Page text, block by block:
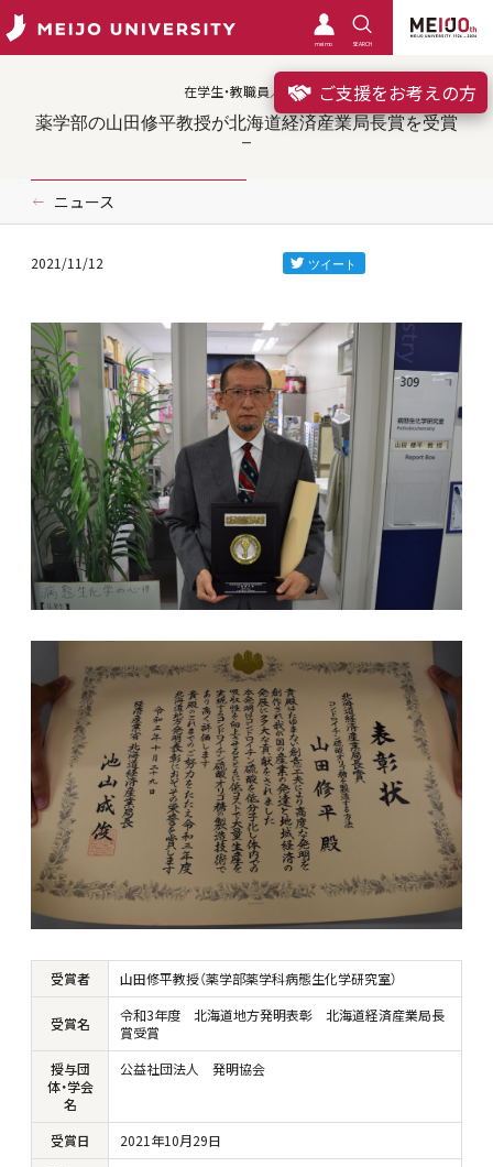
meimo SEARCH
ご支援をお考えの方
在学生・教職員／受賞
薬学部の山田修平教授が北海道経済産業局長賞を受賞
ニュース
2021/11/12
受賞者 山田修平教授（薬学部薬学科病態生化学研究室）
受賞名
令和3年度 北海道地方発明表彰 北海道経済産業局長
賞受賞
授与団
体・学会
名
公益社団法人 発明協会
受賞日
2021年10月29日